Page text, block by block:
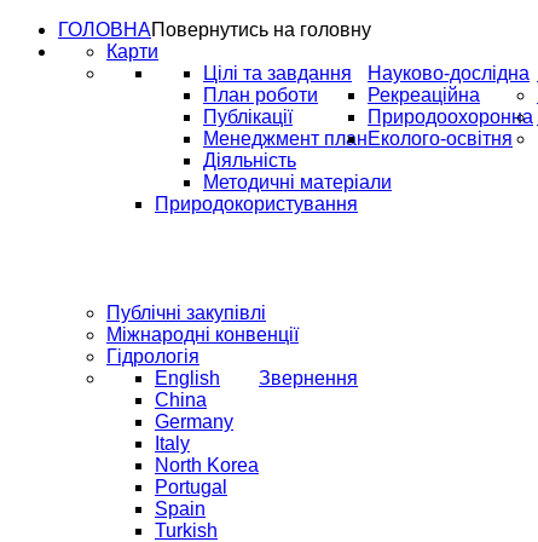
ГОЛОВНАПовернутись на головну
Карти
Науково-дослідна
Цілі та завдання
План роботи
Публікації
Менеджмент план
Рекреаційна
Природоохоронна
Еколого-освітня
Діяльність
Методичні матеріали
Природокористування
Публічні закупівлі
Міжнародні конвенції
Гідрологія
Звернення
English
China
Germany
Italy
North Korea
Portugal
Spain
Turkish